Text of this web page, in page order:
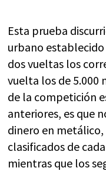
Esta prueba
urbano
dos vueltas los
vuelta los de 5.000
de la competición
anteriores, es que
dinero en
clasificados de
mientras que los